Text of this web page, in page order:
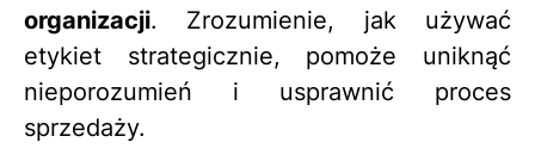
organizacji. Zrozumienie, jak używać
etykiet strategicznie, pomoże uniknąć
nieporozumień i usprawnić proces
sprzedaży.